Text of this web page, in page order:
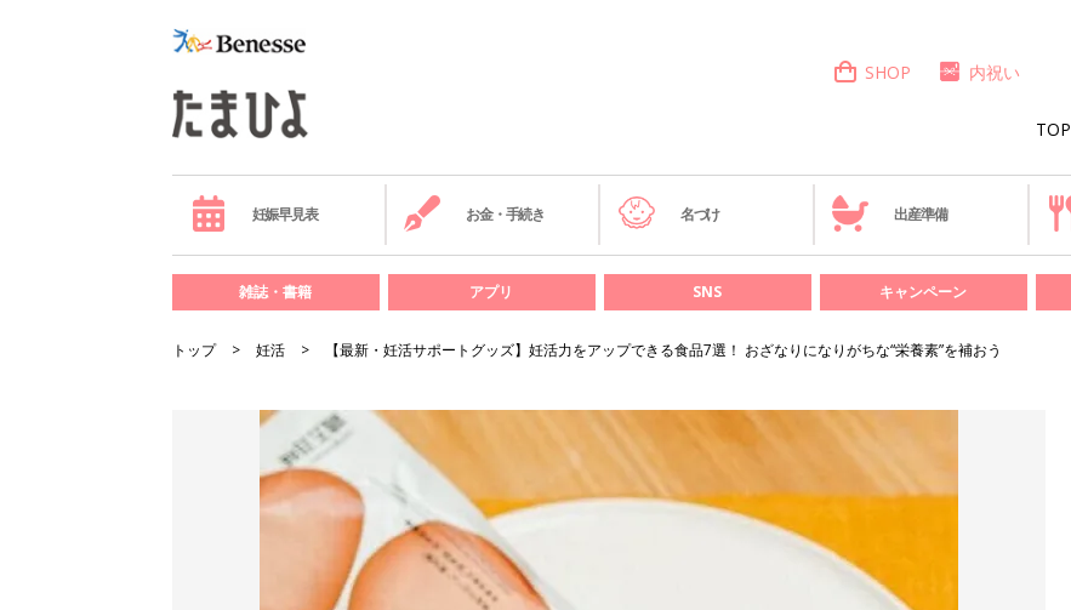
TOP
SHOP 内祝い
妊娠早見表 お金・手続き 名づけ 出産準備
雑誌・書籍 アプリ SNS キャンペーン
トップ 妊活 【最新・妊活サポートグッズ】妊活力をアップできる食品7選！ おざなりになりがちな“栄養素”を補おう